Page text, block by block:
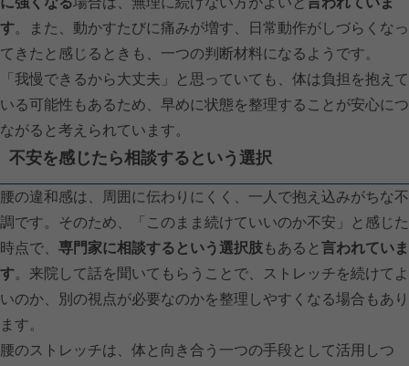
す。また、動かすたびに痛みが増す、日常動作がしづらくなっ
てきたと感じるときも、一つの判断材料になるようです。
「我慢できるから大丈夫」と思っていても、体は負担を抱えて
いる可能性もあるため、早めに状態を整理することが安心につ
ながると考えられています。
不安を感じたら相談するという選択
腰の違和感は、周囲に伝わりにくく、一人で抱え込みがちな不
調です。そのため、「このまま続けていいのか不安」と感じた
時点で、 専門家に相談するという選択肢もあると 言われていま
す。来院して話を聞いてもらうことで、ストレッチを続けてよ
いのか、別の視点が必要なのかを整理しやすくなる場合もあり
ます。
腰のストレッチは、体と向き合う一つの手段として活用しつ